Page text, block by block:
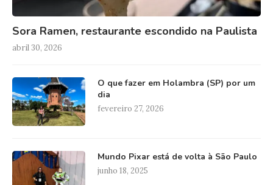
Sora Ramen, restaurante escondido na Paulista
abril 30, 2026
O que fazer em Holambra (SP) por um
dia
fevereiro 27, 2026
Mundo Pixar está de volta à São Paulo
junho 18, 2025